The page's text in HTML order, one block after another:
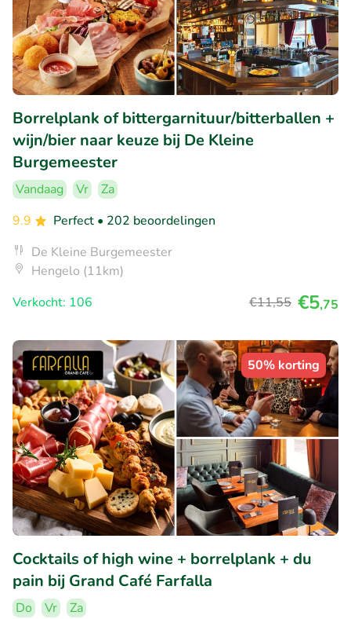
Borrelplank of bittergarnituur/bitterballen +
wijn/bier naar keuze bij De Kleine
Burgemeester
Vandaag Vr
Za
9.9
Perfect • 202 beoordelingen
De Kleine Burgemeester
Hengelo (11km)
Verkocht: 106
€11,55 €5,75
50% korting
Cocktails of high wine + borrelplank + du
pain bij Grand Café Farfalla
Do Vr
Za